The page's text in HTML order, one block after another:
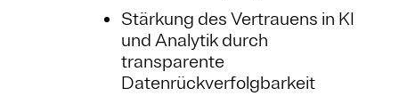
Stärkung des Vertrauens in KI
und Analytik durch
transparente
Datenrückverfolgbarkeit